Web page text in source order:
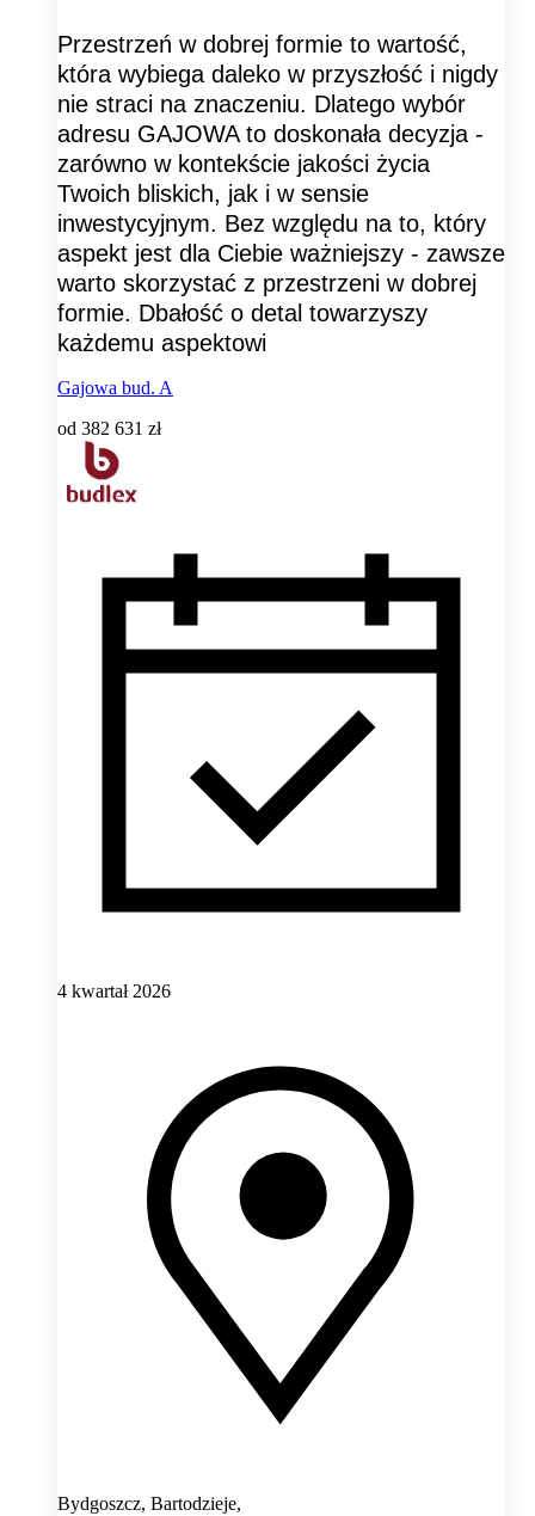
Przestrzeń w dobrej formie to wartość,
która wybiega daleko w przyszłość i nigdy
nie straci na znaczeniu. Dlatego wybór
adresu GAJOWA to doskonała decyzja -
zarówno w kontekście jakości życia
Twoich bliskich, jak i w sensie
inwestycyjnym. Bez względu na to, który
aspekt jest dla Ciebie ważniejszy - zawsze
warto skorzystać z przestrzeni w dobrej
formie. Dbałość o detal towarzyszy
każdemu aspektowi
Gajowa bud. A
od 382 631 zł
4 kwartał 2026
Bydgoszcz, Bartodzieje,